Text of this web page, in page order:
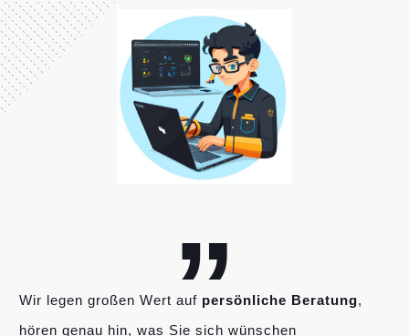
„
Wir legen großen Wert auf persönliche Beratung,
hören genau hin, was Sie sich wünschen